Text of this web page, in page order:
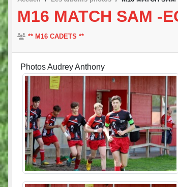
M16 MATCH SAM -
** M16 CADETS **
Photos Audrey Anthony